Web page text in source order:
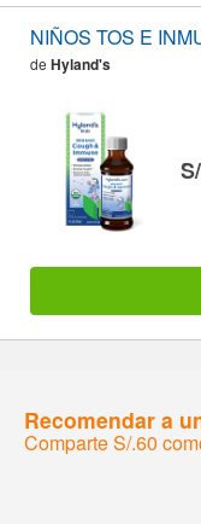
NIÑOS TOS E
de Hyland's
Recomendar a
Comparte S/.60